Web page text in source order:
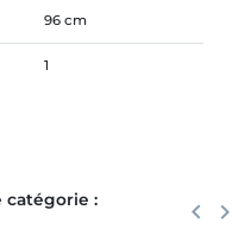
96 cm
1
catégorie : keyboard_arrow_left keyboard_arrow_right